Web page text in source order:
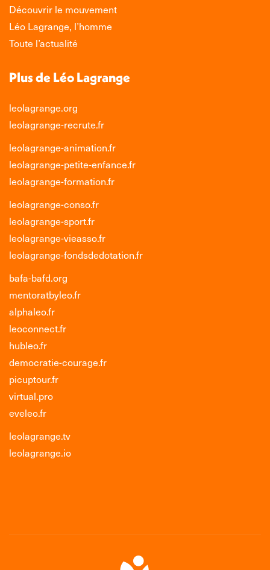
une
nouvelle
fenêtre
une
fenêtre
une
nouvelle
fenêtre
une
nouvelle
fenêtre
Découvrir le mouvement
Léo Lagrange, l’homme
Toute l’actualité
Plus de Léo Lagrange
leolagrange.org
leolagrange-recrute.fr
leolagrange-animation.fr
leolagrange-petite-enfance.fr
leolagrange-formation.fr
leolagrange-conso.fr
leolagrange-sport.fr
leolagrange-vieasso.fr
leolagrange-fondsdedotation.fr
bafa-bafd.org
mentoratbyleo.fr
alphaleo.fr
leoconnect.fr
hubleo.fr
democratie-courage.fr
picuptour.fr
virtual.pro
eveleo.fr
leolagrange.tv
leolagrange.io